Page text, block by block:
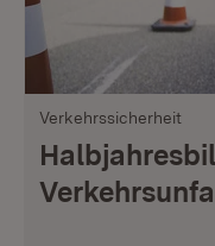
Verkehrssicherheit